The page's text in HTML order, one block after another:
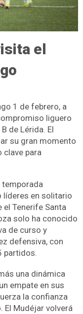
el
1 de febrero, a
liguero
de Lérida. El
su gran momento
clave para
temporada
líderes en solitario
el Tenerife Santa
solo ha conocido
de curso y
defensiva, con
partidos.
una dinámica
empate en sus
la confianza
El Mudéjar volverá